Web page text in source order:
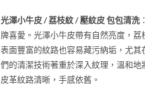
光澤小牛皮 / 荔枝紋 / 壓紋皮 包包清洗
牌喜愛。光澤小牛皮帶有自然亮度，
表面豐富的紋路也容易藏污納垢，尤
們的清潔技術著重於深入紋理，溫和
皮革紋路清晰，手感依舊。